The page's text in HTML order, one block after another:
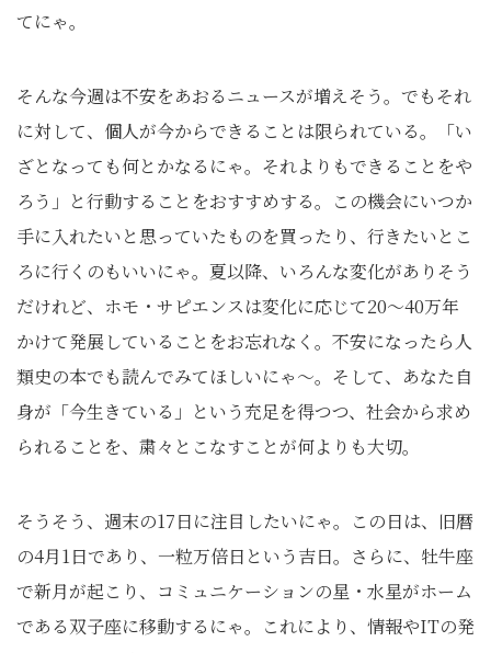
てにゃ。
そんな今週は不安をあおるニュースが増えそう。でもそれ
に対して、個人が今からできることは限られている。「い
ざとなっても何とかなるにゃ。それよりもできることをや
ろう」と行動することをおすすめする。この機会にいつか
手に入れたいと思っていたものを買ったり、行きたいとこ
ろに行くのもいいにゃ。夏以降、いろんな変化がありそう
だけれど、ホモ・サピエンスは変化に応じて20〜40万年
かけて発展していることをお忘れなく。不安になったら人
類史の本でも読んでみてほしいにゃ〜。そして、あなた自
身が「今生きている」という充足を得つつ、社会から求め
られることを、粛々とこなすことが何よりも大切。
そうそう、週末の17日に注目したいにゃ。この日は、旧暦
の4月1日であり、一粒万倍日という吉日。さらに、牡牛座
で新月が起こり、コミュニケーションの星・水星がホーム
である双子座に移動するにゃ。これにより、情報やITの発